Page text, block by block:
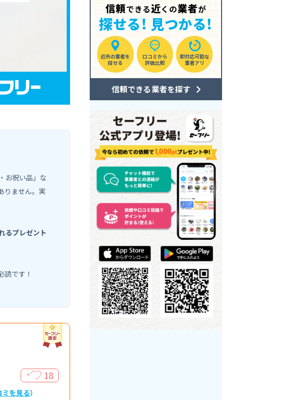
信頼できる近くの業者が
探せる! 見つかる!
近所の業者を
探せる
口コミから
評価比較
即対応可能な
業者アリ
信頼できる業者を探す
お祝い品」な
りません。実
るプレゼント
読です！
＋ 18
ミを見る）